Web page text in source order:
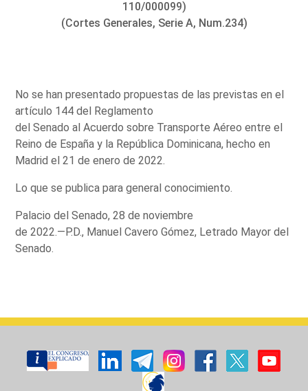
110/000099)
(Cortes Generales, Serie A, Num.234)
No se han presentado propuestas de las previstas en el
artículo 144 del Reglamento
del Senado al Acuerdo sobre Transporte Aéreo entre el
Reino de España y la República Dominicana, hecho en
Madrid el 21 de enero de 2022.
Lo que se publica para general conocimiento.
Palacio del Senado, 28 de noviembre
de 2022.—P.D., Manuel Cavero Gómez, Letrado Mayor del
Senado.